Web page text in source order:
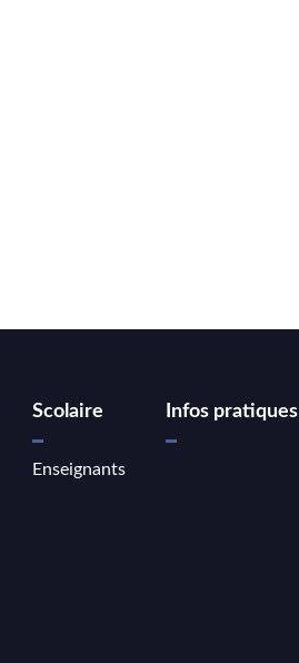
Scolaire
Enseignants
Infos pratiques